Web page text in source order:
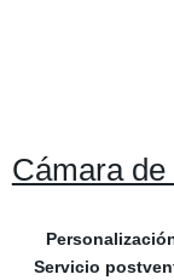
Cámara
Servicio